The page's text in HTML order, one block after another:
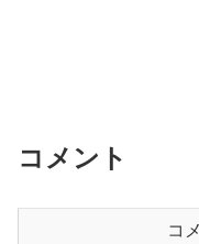
コメント
コ